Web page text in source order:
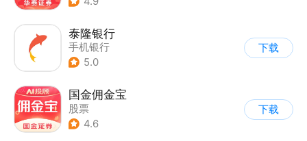
泰隆银行
手机银行
5.0
下载
国金佣金宝
股票
4.6
下载